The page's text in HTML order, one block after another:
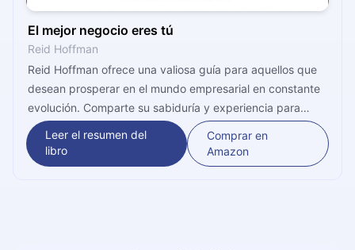
El mejor negocio eres tú
Reid Hoffman
Reid Hoffman ofrece una valiosa guía para aquellos que
desean prosperar en el mundo empresarial en constante
evolución. Comparte su sabiduría y experiencia para
ayudar a los lectores a adaptarse al futuro, invertir en su
desarrollo personal y profesional, e impulsar su carrera. A
través de consejos prácticos y estrategias efectivas,
Leer el resumen del
libro
Comprar en
Amazon